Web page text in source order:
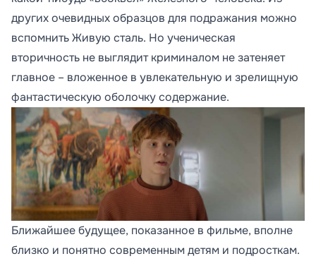
других очевидных образцов для подражания можно
вспомнить Живую сталь. Но ученическая
вторичность не выглядит криминалом не затеняет
главное – вложенное в увлекательную и зрелищную
фантастическую оболочку содержание.
Ближайшее будущее, показанное в фильме, вполне
близко и понятно современным детям и подросткам.